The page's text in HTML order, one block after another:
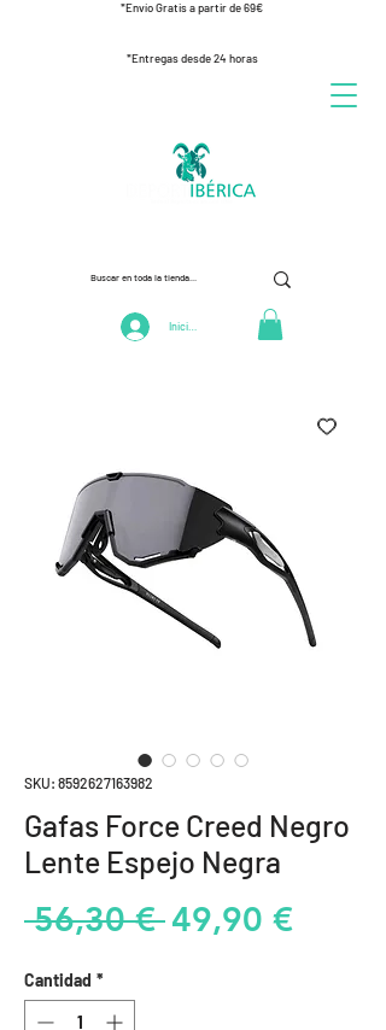
*Envío Gratis a partir de 69€
*Entregas desde 24 horas
Iniciar Sesión
SKU: 8592627163982
Gafas Force Creed Negro
Lente Espejo Negra
56,30 € Precio
49,90 €Precio
Cantidad *